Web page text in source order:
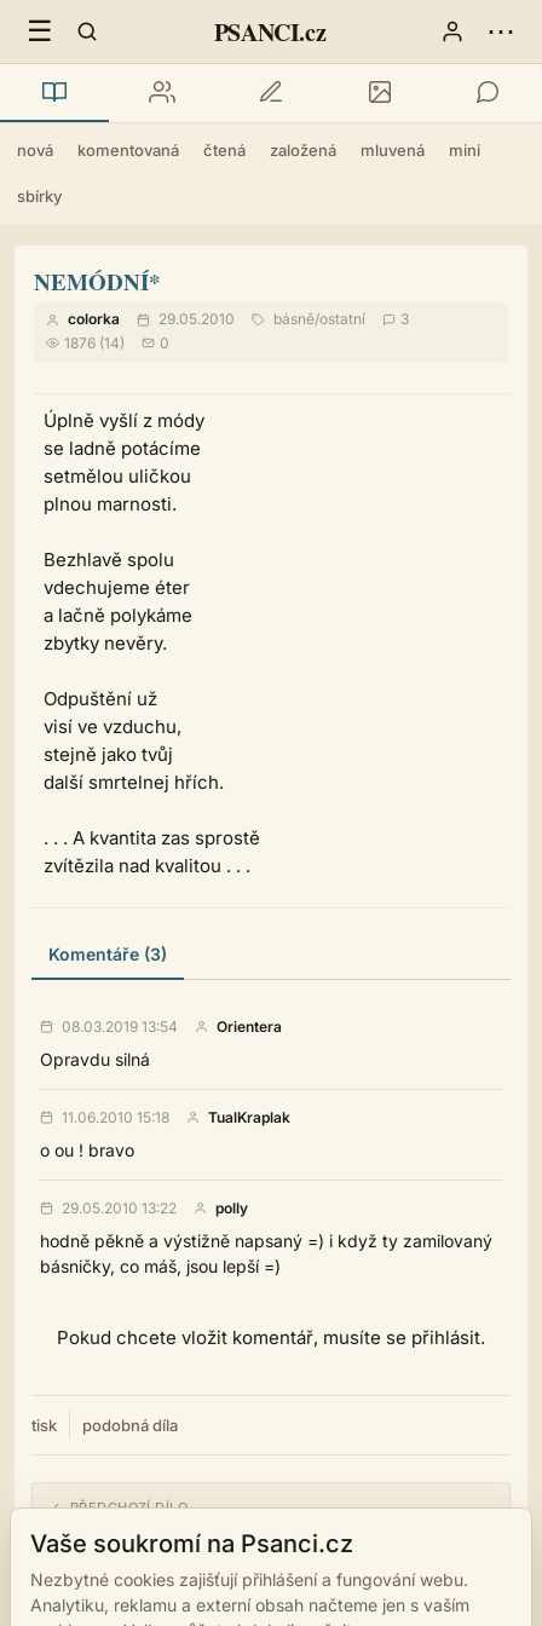
☰ PSANCI.cz ⋯
nová komentovaná čtená založená mluvená mini
sbírky
NEMÓDNÍ*
colorka 29.05.2010 básně/ostatní
3
1876 (14)
0
Úplně vyšlí z módy
se ladně potácíme
setmělou uličkou
plnou marnosti.
Bezhlavě spolu
vdechujeme éter
a lačně polykáme
zbytky nevěry.
Odpuštění už
visí ve vzduchu,
stejně jako tvůj
další smrtelnej hřích.
. . . A kvantita zas sprostě
zvítězila nad kvalitou . . .
Komentáře (3)
08.03.2019 13:54 Orientera
Opravdu silná
11.06.2010 15:18 TualKraplak
o ou ! bravo
29.05.2010 13:22 polly
hodně pěkně a výstižně napsaný =) i když ty zamilovaný
básničky, co máš, jsou lepší =)
Pokud chcete vložit komentář, musíte se přihlásit.
tisk podobná díla
← PŘEDCHOZÍ DÍLO
MOZAIKA**
NÁSLEDUJÍCÍ DÍLO →
Vaše soukromí na Psanci.cz
Nezbytné cookies zajišťují přihlášení a fungování webu.
Analytiku, reklamu a externí obsah načteme jen s vaším